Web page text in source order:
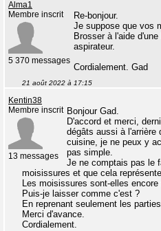
Alma1
Membre inscrit
5 370 messages
Re-bonjour.
Je suppose que vos
Brosser à l'aide
aspirateur.
Cordialement. Gad
21 août 2022 à 17:15
Kentin38
Membre inscrit
13 messages
Bonjour Gad.
D'accord et merci,
dégâts aussi à l'arrière
cuisine, je ne peux y
pas simple.
Je ne comptais pas le
moisissures et que cela
Les moisissures sont-elles
Puis-je laisser comme c'est ?
En reprenant seulement les
Merci d'avance.
Cordialement.